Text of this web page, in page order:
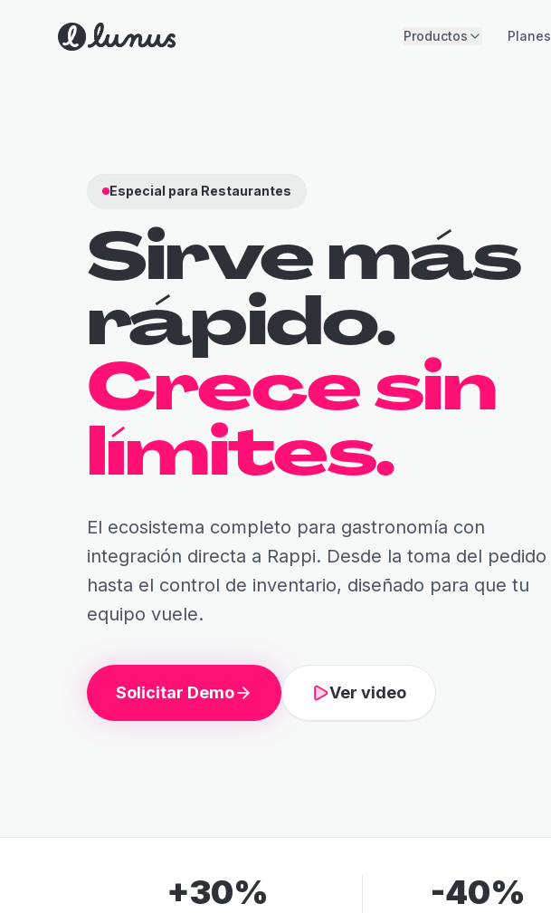
Productos Planes
Especial para Restaurantes
Sirve más
rápido.
Crece sin
límites.
El ecosistema completo para gastronomía con
integración directa a Rappi. Desde la toma del pedido
hasta el control de inventario, diseñado para que tu
equipo vuele.
Solicitar Demo Ver video
+30% -40%